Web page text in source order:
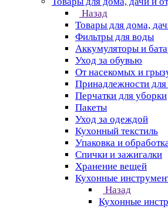
Назад
Товары для дома,
Фильтры для воды
Аккумуляторы и
Уход за обувью
От насекомых и
Принадлежности
Перчатки для уборки
Пакеты
Уход за одеждой
Кухонный текстиль
Упаковка и
Спички и зажигалки
Хранение вещей
Кухонные
Назад
Кухонные